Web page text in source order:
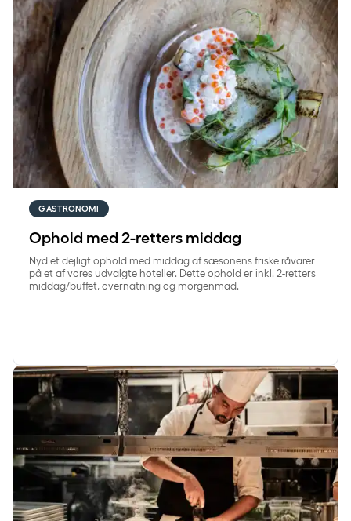
GASTRONOMI
Ophold med 2-retters middag
Nyd et dejligt ophold med middag af sæsonens friske råvarer
på et af vores udvalgte hoteller. Dette ophold er inkl. 2-retters
middag/buffet, overnatning og morgenmad.
Forkælelsesophold